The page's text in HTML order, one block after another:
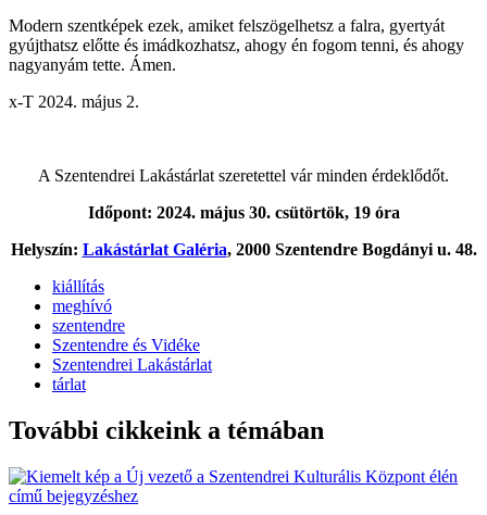
Modern szentképek ezek, amiket felszögelhetsz a falra, gyertyát
gyújthatsz előtte és imádkozhatsz, ahogy én fogom tenni, és ahogy
nagyanyám tette. Ámen.
x-T 2024. május 2.
A Szentendrei Lakástárlat szeretettel vár minden érdeklődőt.
Időpont: 2024. május 30. csütörtök, 19 óra
Helyszín: Lakástárlat Galéria, 2000 Szentendre Bogdányi u. 48.
kiállítás
meghívó
szentendre
Szentendre és Vidéke
Szentendrei Lakástárlat
tárlat
További cikkeink a témában